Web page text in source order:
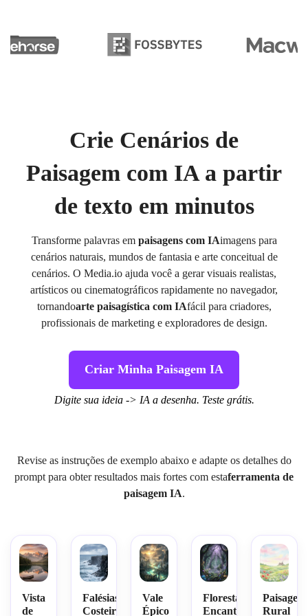
Crie Cenários de
Paisagem com IA a partir
de texto em minutos
Transforme palavras em paisagens com IAimagens para
cenários naturais, mundos de fantasia e arte conceitual de
cenários. O Media.io ajuda você a gerar visuais realistas,
artísticos ou cinematográficos rapidamente no navegador,
tornandoarte paisagística com IAfácil para criadores,
profissionais de marketing e exploradores de design.
Criar Minha Paisagem IA
Digite sua ideia -> IA a desenha. Teste grátis.
Revise as instruções de exemplo abaixo e adapte os detalhes do
prompt para obter resultados mais fortes com estaferramenta de
paisagem IA.
Vista
de
Falésias
Costeiras
Vale
Épico
Floresta
Encantada
Paisagem
Rural